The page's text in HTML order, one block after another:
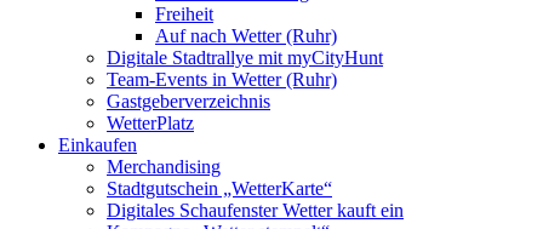
Freiheit
Auf nach Wetter (Ruhr)
Digitale Stadtrallye mit myCityHunt
Team-Events in Wetter (Ruhr)
Gastgeberverzeichnis
WetterPlatz
Einkaufen
Merchandising
Stadtgutschein „WetterKarte“
Digitales Schaufenster Wetter kauft ein